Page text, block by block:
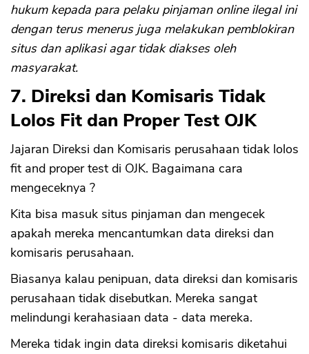
hukum kepada para pelaku pinjaman online ilegal ini
dengan terus menerus juga melakukan pemblokiran
situs dan aplikasi agar tidak diakses oleh
masyarakat.
7. Direksi dan Komisaris Tidak
Lolos Fit dan Proper Test OJK
Jajaran Direksi dan Komisaris perusahaan tidak lolos
fit and proper test di OJK. Bagaimana cara
mengeceknya ?
Kita bisa masuk situs pinjaman dan mengecek
apakah mereka mencantumkan data direksi dan
komisaris perusahaan.
Biasanya kalau penipuan, data direksi dan komisaris
perusahaan tidak disebutkan. Mereka sangat
melindungi kerahasiaan data - data mereka.
Mereka tidak ingin data direksi komisaris diketahui